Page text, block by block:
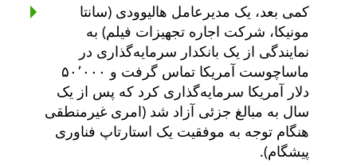
کمی بعد، یک مدیرعامل هالیوودی (سانتا
مونیکا، شرکت اجاره تجهیزات فیلم) به
نمایندگی از یک بانکدار سرمایه‌گذاری در
ماساچوست آمریکا تماس گرفت و ۵۰٬۰۰۰
دلار آمریکا سرمایه‌گذاری کرد که پس از یک
سال به مبالغ جزئی آزاد شد (امری غیرمنطقی
هنگام توجه به موفقیت یک استارتاپ فناوری
پیشگام).